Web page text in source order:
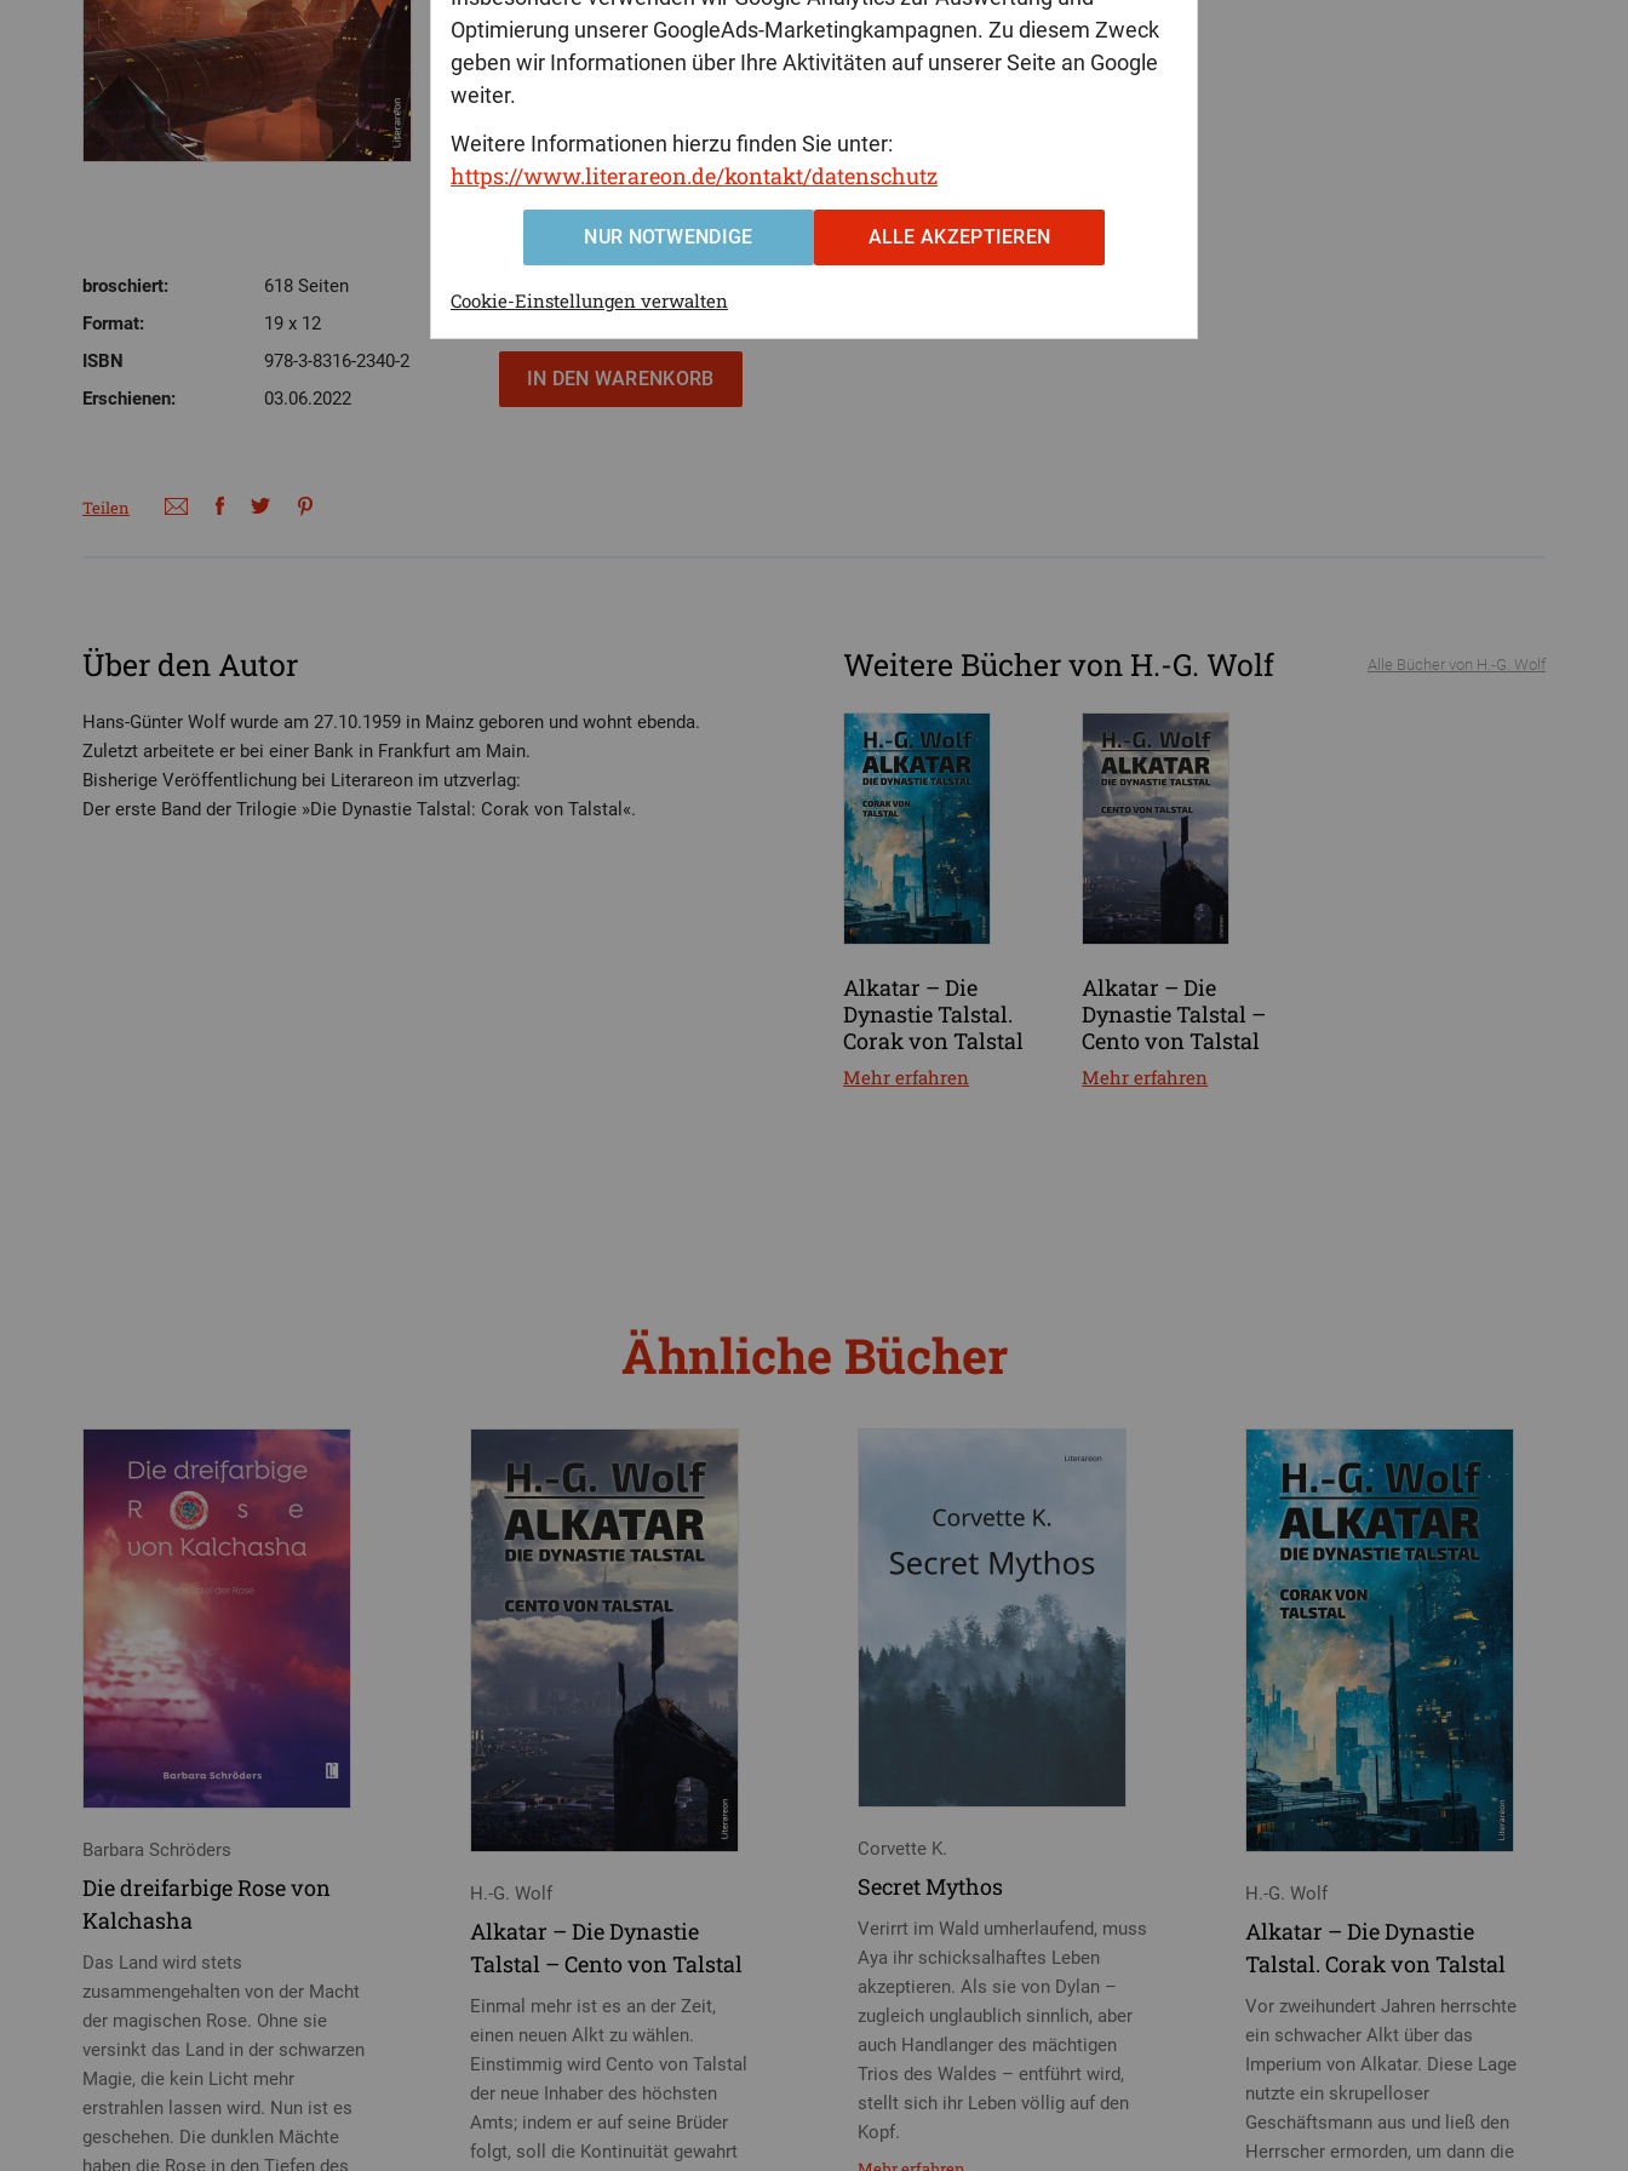
Optimierung unserer GoogleAds-Marketingkampagnen. Zu diesem Zweck
geben wir Informationen über Ihre Aktivitäten auf unserer Seite an Google
weiter.
Weitere Informationen hierzu finden Sie unter:
https://www.literareon.de/kontakt/datenschutz
NUR NOTWENDIGE ALLE AKZEPTIEREN
Cookie-Einstellungen verwalten
broschiert:
618 Seiten
Format:
19 x 12
ISBN
978-3-8316-2340-2
Erschienen:
03.06.2022
28,48 €
Teilen
Über den Autor
Hans-Günter Wolf wurde am 27.10.1959 in Mainz geboren und wohnt ebenda.
Zuletzt arbeitete er bei einer Bank in Frankfurt am Main.
Bisherige Veröffentlichung bei Literareon im utzverlag:
Der erste Band der Trilogie »Die Dynastie Talstal: Corak von Talstal«.
Alle Bücher von H.-G. Wolf
Weitere Bücher von H.-G. Wolf
Alkatar – Die
Dynastie Talstal.
Corak von Talstal
Mehr erfahren
Alkatar – Die
Dynastie Talstal –
Cento von Talstal
Mehr erfahren
Ähnliche Bücher
Barbara Schröders
Die dreifarbige Rose von
Kalchasha
Das Land wird stets
zusammengehalten von der Macht
der magischen Rose. Ohne sie
versinkt das Land in der schwarzen
Magie, die kein Licht mehr
erstrahlen lassen wird. Nun ist es
geschehen. Die dunklen Mächte
haben die Rose in den Tiefen des
H.-G. Wolf
Alkatar – Die Dynastie
Talstal – Cento von Talstal
Einmal mehr ist es an der Zeit,
einen neuen Alkt zu wählen.
Einstimmig wird Cento von Talstal
der neue Inhaber des höchsten
Amts; indem er auf seine Brüder
folgt, soll die Kontinuität gewahrt
Corvette K.
Secret Mythos
Verirrt im Wald umherlaufend, muss
Aya ihr schicksalhaftes Leben
akzeptieren. Als sie von Dylan –
zugleich unglaublich sinnlich, aber
auch Handlanger des mächtigen
Trios des Waldes – entführt wird,
stellt sich ihr Leben völlig auf den
Kopf.
H.-G. Wolf
Alkatar – Die Dynastie
Talstal. Corak von Talstal
Vor zweihundert Jahren herrschte
ein schwacher Alkt über das
Imperium von Alkatar. Diese Lage
nutzte ein skrupelloser
Geschäftsmann aus und ließ den
Herrscher ermorden, um dann die